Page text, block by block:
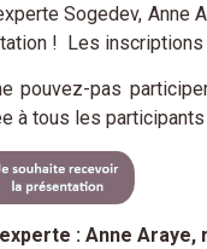
Sogedev, Anne
! Les
pouvez-pas
à tous les
: Anne